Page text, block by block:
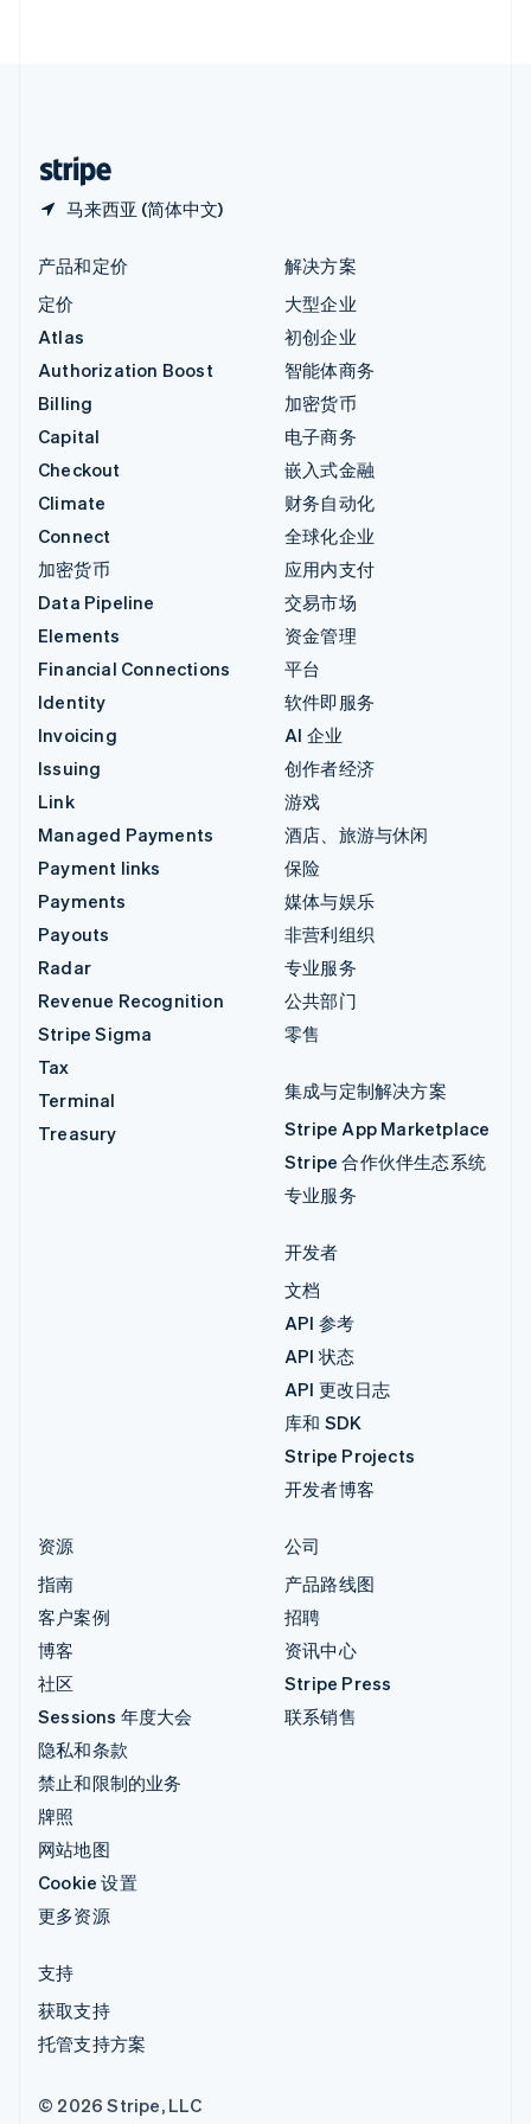
马来西亚 (简体中文)
产品和定价
定价
Atlas
Authorization Boost
Billing
Capital
Checkout
Climate
Connect
加密货币
Data Pipeline
Elements
Financial Connections
Identity
Invoicing
Issuing
Link
Managed Payments
Payment links
Payments
Payouts
Radar
Revenue Recognition
Stripe Sigma
Tax
Terminal
Treasury
解决方案
大型企业
初创企业
智能体商务
加密货币
电子商务
嵌入式金融
财务自动化
全球化企业
应用内支付
交易市场
资金管理
平台
软件即服务
AI 企业
创作者经济
游戏
酒店、旅游与休闲
保险
媒体与娱乐
非营利组织
专业服务
公共部门
零售
集成与定制解决方案
Stripe App Marketplace
Stripe 合作伙伴生态系统
专业服务
开发者
文档
API 参考
API 状态
API 更改日志
库和 SDK
Stripe Projects
开发者博客
资源
指南
客户案例
博客
社区
Sessions 年度大会
隐私和条款
禁止和限制的业务
牌照
网站地图
Cookie 设置
更多资源
公司
产品路线图
招聘
资讯中心
Stripe Press
联系销售
支持
获取支持
托管支持方案
© 2026 Stripe, LLC